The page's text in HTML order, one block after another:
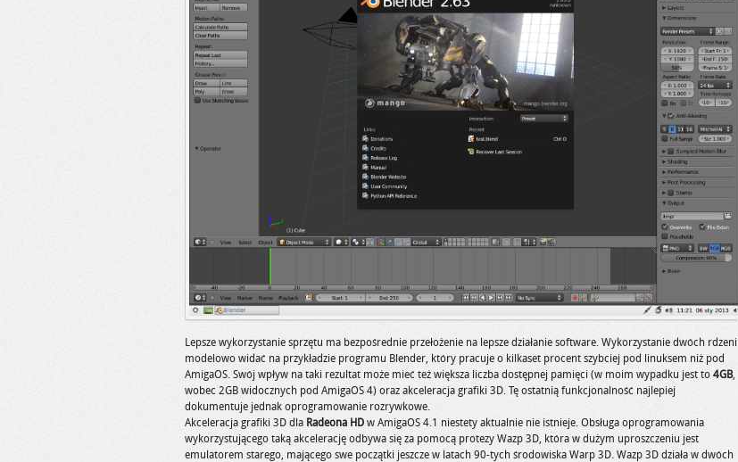
Lepsze wykorzystanie sprzętu ma bezpośrednie przełożenie na lepsze działanie software. Wykorzystanie dwóch rdzeni
modelowo widać na przykładzie programu Blender, który pracuje o kilkaset procent szybciej pod linuksem niż pod
AmigaOS. Swój wpływ na taki rezultat może mieć też większa liczba dostępnej pamięci (w moim wypadku jest to4GB,
wobec 2GB widocznych pod AmigaOS 4) oraz akceleracja grafiki 3D. Tę ostatnią funkcjonalność najlepiej
dokumentuje jednak oprogramowanie rozrywkowe.
Akceleracja grafiki 3D dla Radeona HDw AmigaOS 4.1 niestety aktualnie nie istnieje. Obsługa oprogramowania
wykorzystującego taką akcelerację odbywa się za pomocą protezy Wazp 3D, która w dużym uproszczeniu jest
emulatorem starego, mającego swe początki jeszcze w latach 90-tych środowiska Warp 3D. Wazp 3D działa w dwóch